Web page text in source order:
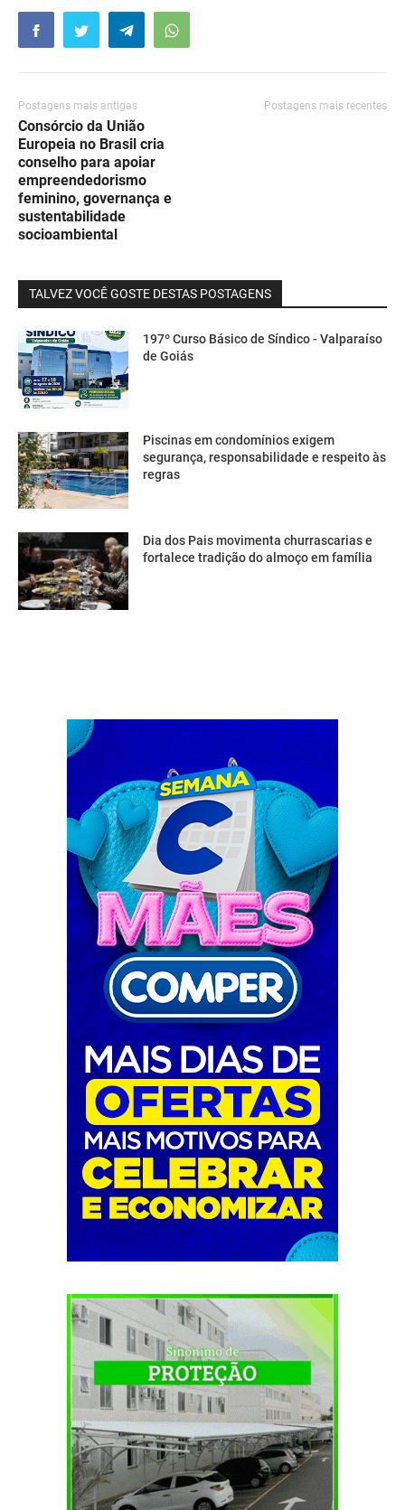
Postagens mais antigas
Consórcio da União
Europeia no Brasil cria
conselho para apoiar
empreendedorismo
feminino, governança e
sustentabilidade
socioambiental
Postagens mais recentes
TALVEZ VOCÊ GOSTE DESTAS POSTAGENS
197º Curso Básico de Síndico - Valparaíso
de Goiás
Piscinas em condomínios exigem
segurança, responsabilidade e respeito às
regras
Dia dos Pais movimenta churrascarias e
fortalece tradição do almoço em família